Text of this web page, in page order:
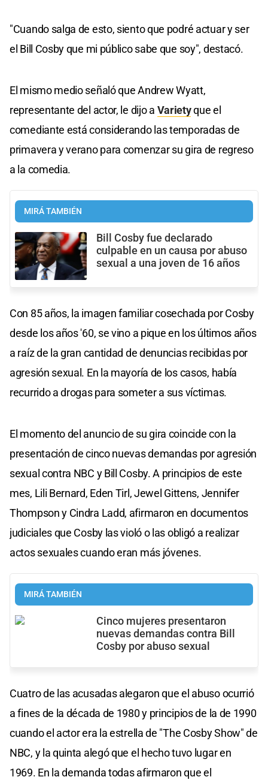
"Cuando salga de esto, siento que podré actuar y ser
el Bill Cosby que mi público sabe que soy", destacó.
El mismo medio señaló que Andrew Wyatt,
representante del actor, le dijo a Varietyque el
comediante está considerando las temporadas de
primavera y verano para comenzar su gira de regreso
a la comedia.
MIRÁ TAMBIÉN
Bill Cosby fue declarado
culpable en un causa por abuso
sexual a una joven de 16 años
Con 85 años, la imagen familiar cosechada por Cosby
desde los años '60, se vino a pique en los últimos años
a raíz de la gran cantidad de denuncias recibidas por
agresión sexual. En la mayoría de los casos, había
recurrido a drogas para someter a sus víctimas.
El momento del anuncio de su gira coincide con la
presentación de cinco nuevas demandas por agresión
sexual contra NBC y Bill Cosby. A principios de este
mes, Lili Bernard, Eden Tirl, Jewel Gittens, Jennifer
Thompson y Cindra Ladd, afirmaron en documentos
judiciales que Cosby las violó o las obligó a realizar
actos sexuales cuando eran más jóvenes.
MIRÁ TAMBIÉN
Cinco mujeres presentaron
nuevas demandas contra Bill
Cosby por abuso sexual
Cuatro de las acusadas alegaron que el abuso ocurrió
a fines de la década de 1980 y principios de la de 1990
cuando el actor era la estrella de "The Cosby Show" de
NBC, y la quinta alegó que el hecho tuvo lugar en
1969. En la demanda todas afirmaron que el